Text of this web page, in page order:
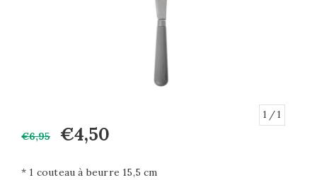
1 / 1
€6,95 €4,50
* 1 couteau à beurre 15,5 cm